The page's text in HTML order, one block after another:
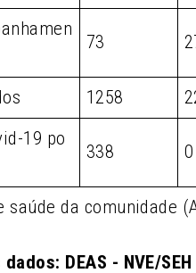
73
1258
19 po
338 0
saúde da comunidade
DEAS - NVE/